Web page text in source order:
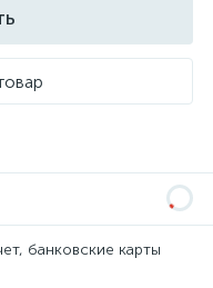
банковские карты